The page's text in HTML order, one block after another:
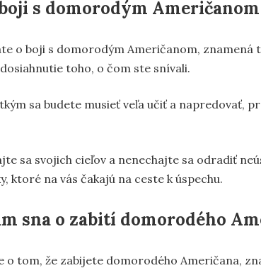
s domorodým Američanom
o boji s domorodým Američanom,
toho, o čom ste snívali.
sa budete musieť veľa učiť a napredovať,
sa svojich cieľov a nenechajte sa odradiť
ktoré na vás čakajú na ceste k úspechu.
sna o zabití domorodého
o tom, že zabijete domorodého Američana,